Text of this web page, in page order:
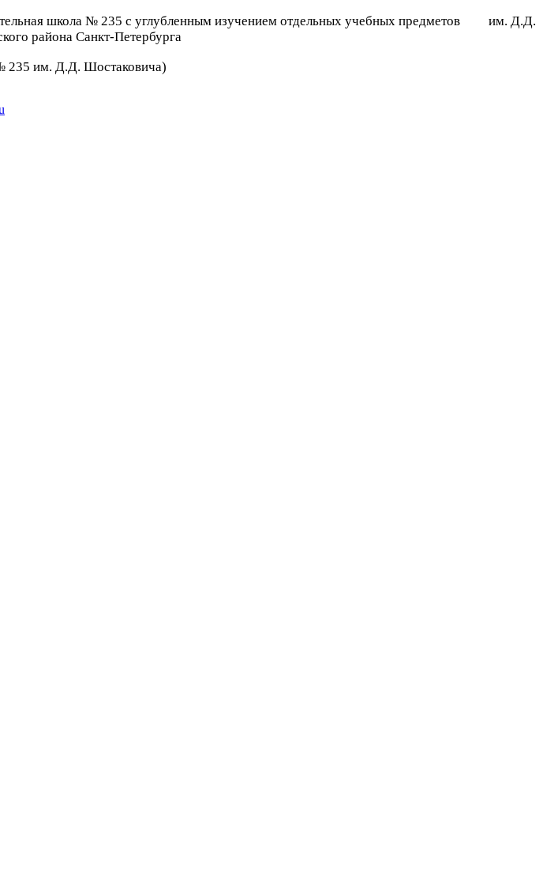
школа № 235 с углубленным изучением отдельных учебных предметов им. Д.Д.
района Санкт-Петербурга
235 им. Д.Д. Шостаковича)